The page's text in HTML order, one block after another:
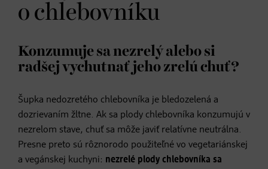
o chlebovníku
Konzumuje sa nezrelý alebo si
radšej vychutnať jeho zrelú chuť?
Šupka nedozretého chlebovníka je bledozelená a
dozrievaním žltne. Ak sa plody chlebovníka konzumujú v
nezrelom stave, chuť sa môže javiť relatívne neutrálna.
Presne preto sú rôznorodo použiteľné vo vegetariánskej
a vegánskej kuchyni: nezrelé plody chlebovníka sa